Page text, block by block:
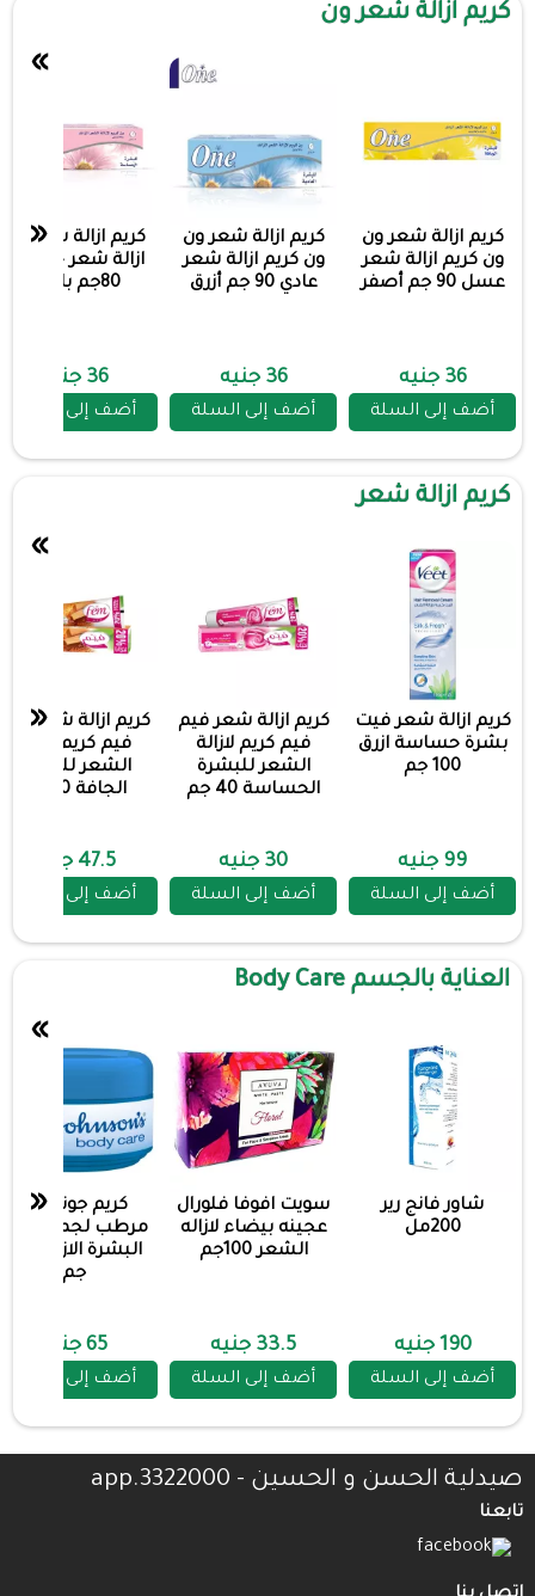
كريم ازالة شعر ون
كريم ازالة شعر ون
ون كريم ازالة شعر
عسل 90 جم أصفر
36 جنيه
أضف إلى السلة
كريم ازالة شعر ون
ون كريم ازالة شعر
عادي 90 جم أزرق
36 جنيه
أضف إلى السلة
كريم ازالة شعر ون
ازالة شعر حساس
80جم بامبي
36 جنيه
أضف إلى السلة
»
«
كريم ازالة شعر
كريم ازالة شعر فيت
بشرة حساسة ازرق
100 جم
99 جنيه
أضف إلى السلة
كريم ازالة شعر فيم
فيم كريم لازالة
الشعر للبشرة
الحساسة 40 جم
30 جنيه
أضف إلى السلة
كريم ازالة شعر
فيم كريم لازالة
الشعر للبشرة
الجافة 90 جم
47.5 جنيه
أضف إلى السلة
»
«
العناية بالجسم Body Care
شاور فانج رير
200مل
190 جنيه
أضف إلى السلة
سويت افوفا فلورال
عجينه بيضاء لازاله
الشعر 100جم
33.5 جنيه
أضف إلى السلة
كريم جونسون
مرطب لجميع انواع
جم
65 جنيه
أضف إلى السلة
»
«
صيدلية الحسن و الحسين - 3322000.app
تابعنا